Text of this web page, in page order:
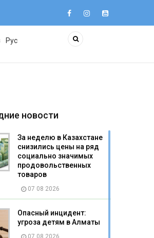
Рус
новости
За неделю в Казахстане
снизились цены на ряд
социально значимых
продовольственных
товаров
07 08 2026
Опасный инцидент:
угроза детям в Алматы
07 08 2026